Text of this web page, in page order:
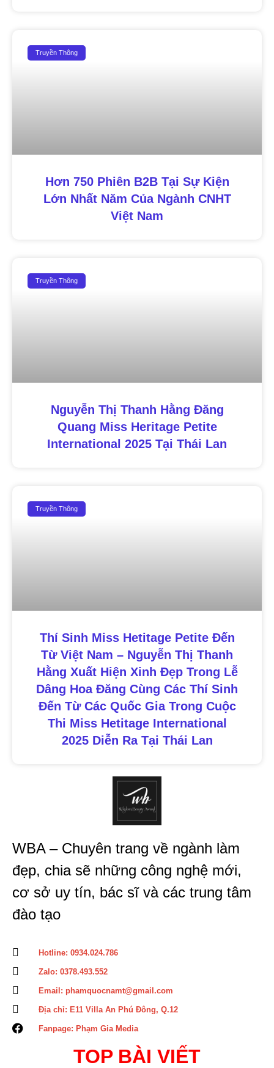
Truyền Thông
Hơn 750 Phiên B2B Tại Sự Kiện
Lớn Nhất Năm Của Ngành CNHT
Việt Nam
Truyền Thông
Nguyễn Thị Thanh Hằng Đăng
Quang Miss Heritage Petite
International 2025 Tại Thái Lan
Truyền Thông
Thí Sinh Miss Hetitage Petite Đến
Từ Việt Nam – Nguyễn Thị Thanh
Hằng Xuất Hiện Xinh Đẹp Trong Lễ
Dâng Hoa Đăng Cùng Các Thí Sinh
Đến Từ Các Quốc Gia Trong Cuộc
Thi Miss Hetitage International
2025 Diễn Ra Tại Thái Lan
WBA – Chuyên trang về ngành làm
đẹp, chia sẽ những công nghệ mới,
cơ sở uy tín, bác sĩ và các trung tâm
đào tạo
Hotline: 0934.024.786
Zalo: 0378.493.552
Email: phamquocnamt@gmail.com
Địa chỉ: E11 Villa An Phú Đông, Q.12
Fanpage: Phạm Gia Media
TOP BÀI VIẾT